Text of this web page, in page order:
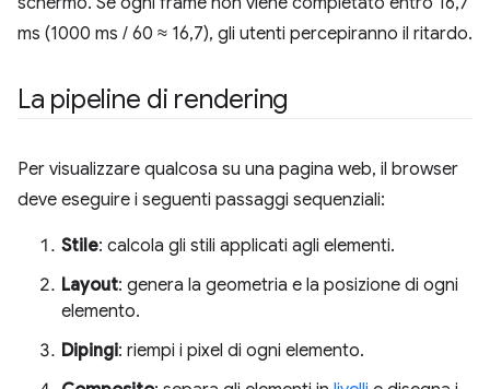
ms (1000 ms / 60 ≈ 16,7), gli utenti percepiranno il ritardo.
La pipeline di rendering
Per visualizzare qualcosa su una pagina web, il browser
deve eseguire i seguenti passaggi sequenziali:
Stile: calcola gli stili applicati agli elementi.
Layout: genera la geometria e la posizione di ogni
elemento.
Dipingi: riempi i pixel di ogni elemento.